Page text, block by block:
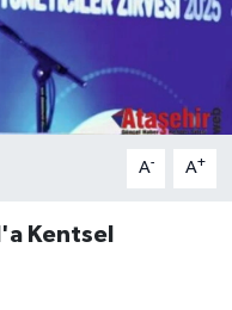
A- A+
Kentsel